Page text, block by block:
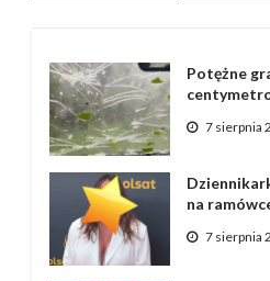
Potężne
7 sierpnia
na
7 sierpnia